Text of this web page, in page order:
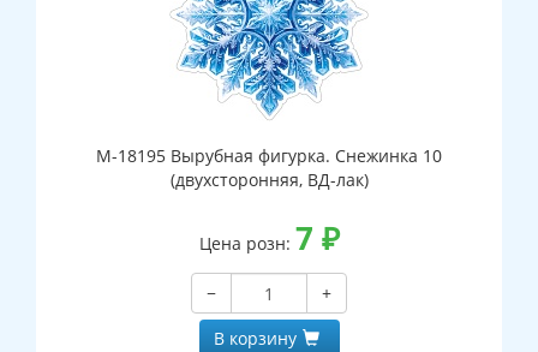
М-18195 Вырубная фигурка. Снежинка 10
(двухсторонняя, ВД-лак)
Цена розн: 7 ₽
−
+
В корзину